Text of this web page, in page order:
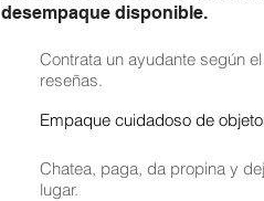
desempaque disponible.
Contrata un ayudante según
reseñas.
Empaque cuidadoso de
Chatea, paga, da propina y
lugar.